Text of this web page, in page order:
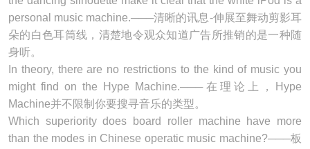
personal music machine.───清晰的讯息-伸展至舞动剪影耳
朵的白色耳筒线，清楚地令观众知道广告所推销的是一种随
身听。
In theory, there are no restrictions to the kind of music you
might find on the Hype Machine.───在理论上，Hype
Machine并不限制你要搜寻音乐的类型。
Which superiority does board roller machine have more
than the modes in Chinese operatic music machine?───板